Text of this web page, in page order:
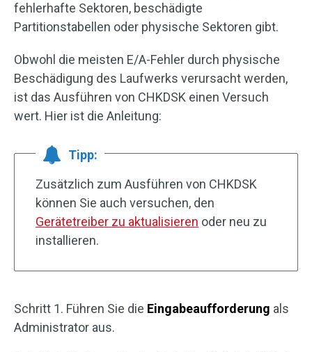
fehlerhafte Sektoren, beschädigte
Partitionstabellen oder physische Sektoren gibt.
Obwohl die meisten E/A-Fehler durch physische
Beschädigung des Laufwerks verursacht werden,
ist das Ausführen von CHKDSK einen Versuch
wert. Hier ist die Anleitung:
Tipp:
Zusätzlich zum Ausführen von CHKDSK
können Sie auch versuchen, den
Gerätetreiber zu aktualisieren oder neu zu
installieren.
Schritt 1. Führen Sie die Eingabeaufforderung als
Administrator aus.